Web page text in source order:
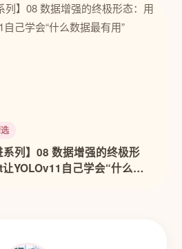
系列】08 数据增强的终极形
YOLOv11自己学会“什么数